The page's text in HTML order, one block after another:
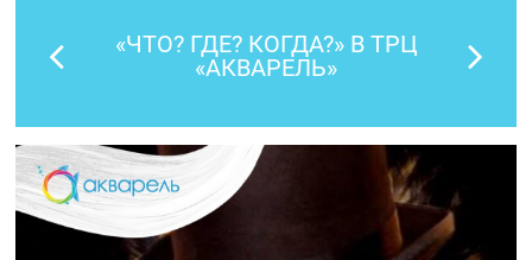
«ЧТО? ГДЕ? КОГДА?» В ТРЦ
«АКВАРЕЛЬ»